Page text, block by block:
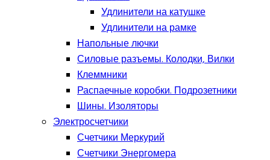
Удлинители на катушке
Удлинители на рамке
Напольные лючки
Силовые разъемы. Колодки, Вилки
Клеммники
Распаечные коробки. Подрозетники
Шины. Изоляторы
Электросчетчики
Счетчики Меркурий
Счетчики Энергомера